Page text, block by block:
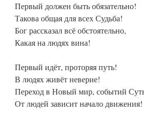
Первый должен быть обязательно!
Такова общая для всех Судьба!
Бог рассказал всё обстоятельно,
Какая на людях вина!
Первый идёт, проторяя путь!
В людях живёт неверие!
Переход в Новый мир, событий
От людей зависит начало движения!